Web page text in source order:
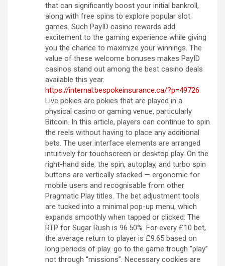
that can significantly boost your initial bankroll,
along with free spins to explore popular slot
games. Such PayID casino rewards add
excitement to the gaming experience while giving
you the chance to maximize your winnings. The
value of these welcome bonuses makes PayID
casinos stand out among the best casino deals
available this year.
https://internal.bespokeinsurance.ca/?p=49726
Live pokies are pokies that are played in a
physical casino or gaming venue, particularly
Bitcoin. In this article, players can continue to spin
the reels without having to place any additional
bets. The user interface elements are arranged
intuitively for touchscreen or desktop play. On the
right-hand side, the spin, autoplay, and turbo spin
buttons are vertically stacked — ergonomic for
mobile users and recognisable from other
Pragmatic Play titles. The bet adjustment tools
are tucked into a minimal pop-up menu, which
expands smoothly when tapped or clicked. The
RTP for Sugar Rush is 96.50%. For every £10 bet,
the average return to player is £9.65 based on
long periods of play. go to the game trough “play”
not through “missions”. Necessary cookies are